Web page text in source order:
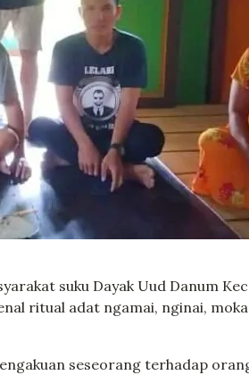
suku Dayak Uud Danum
ritual adat ngamai, nginai,
seseorang terhadap